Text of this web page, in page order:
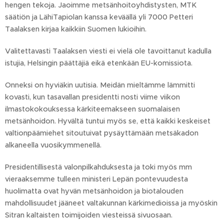
hengen tekoja. Jaoimme metsänhoitoyhdistysten, MTK
säätiön ja LähiTapiolan kanssa keväällä yli 7000 Petteri
Taalaksen kirjaa kaikkiin Suomen lukioihin.
Valitettavasti Taalaksen viesti ei vielä ole tavoittanut kadulla
istujia, Helsingin päättäjiä eikä etenkään EU-komissiota.
Onneksi on hyviäkin uutisia. Meidän mieltämme lämmitti
kovasti, kun tasavallan presidentti nosti viime viikon
ilmastokokouksessa kärkiteemakseen suomalaisen
metsänhoidon. Hyvältä tuntui myös se, että kaikki keskeiset
valtionpäämiehet sitoutuivat pysäyttämään metsäkadon
alkaneella vuosikymmenellä.
Presidentillisestä valonpilkahduksesta ja toki myös mm
vieraaksemme tulleen ministeri Lepän pontevuudesta
huolimatta ovat hyvän metsänhoidon ja biotalouden
mahdollisuudet jääneet valtakunnan kärkimedioissa ja myöskin
Sitran kaltaisten toimijoiden viesteissä sivuosaan.